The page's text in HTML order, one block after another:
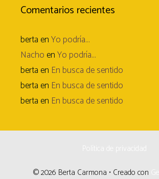
Comentarios recientes
bertaenYo podría…
NachoenYo podría…
bertaen En busca de sentido
bertaen En busca de sentido
bertaen En busca de sentido
© 2026 Berta Carmona • Creado con